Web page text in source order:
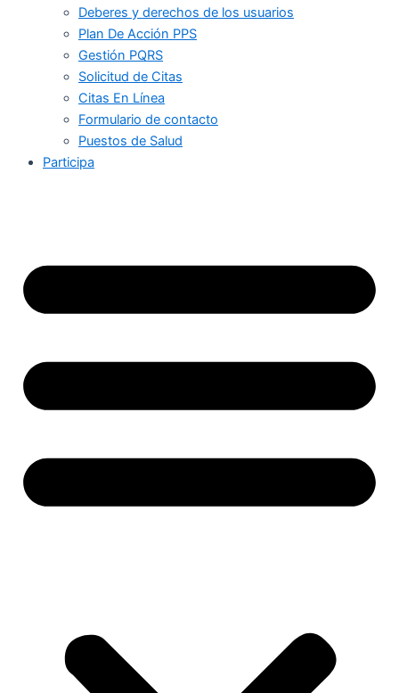
Deberes y derechos de los usuarios
Plan De Acción PPS
Gestión PQRS
Solicitud de Citas
Citas En Línea
Formulario de contacto
Puestos de Salud
Participa